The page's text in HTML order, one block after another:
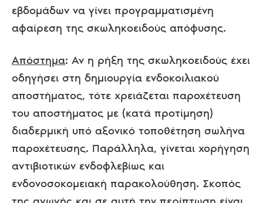
εβδομάδων να γίνει προγραμματισμένη
αφαίρεση της σκωληκοειδούς απόφυσης.
Απόστημα: Αν η ρήξη της σκωληκοειδούς έχει
οδηγήσει στη δημιουργία ενδοκοιλιακού
αποστήματος, τότε χρειάζεται παροχέτευση
του αποστήματος με (κατά προτίμηση)
διαδερμική υπό αξονικό τοποθέτηση σωλήνα
παροχέτευσης. Παράλληλα, γίνεται χορήγηση
αντιβιοτικών ενδοφλεβίως και
ενδονοσοκομειακή παρακολούθηση. Σκοπός